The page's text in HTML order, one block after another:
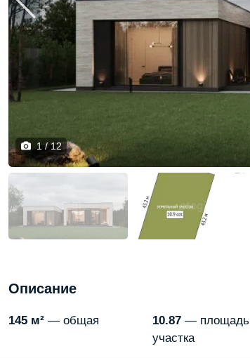
1 / 12
Описание
145 м² — общая 10.87 — площадь
участка